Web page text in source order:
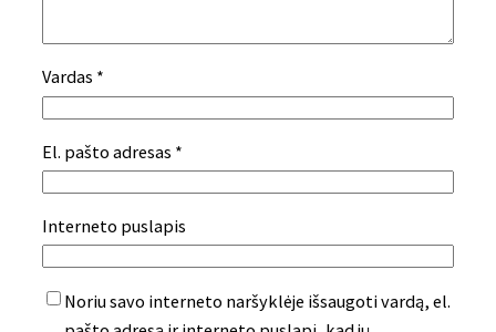
Vardas *
El. pašto adresas *
Interneto puslapis
Noriu savo interneto naršyklėje išsaugoti vardą, el.